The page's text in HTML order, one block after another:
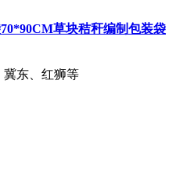
草块秸秆编制包装袋
冀东、红狮等